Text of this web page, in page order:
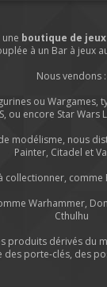
boutique de
à un Bar à jeux
Nous vendons :
ou Wargames,
ou encore Star Wars
modélisme, nous
Painter, Citadel et
collectionner, comme
Warhammer,
Cthulhu
produits dérivés du
des porte-clés, des